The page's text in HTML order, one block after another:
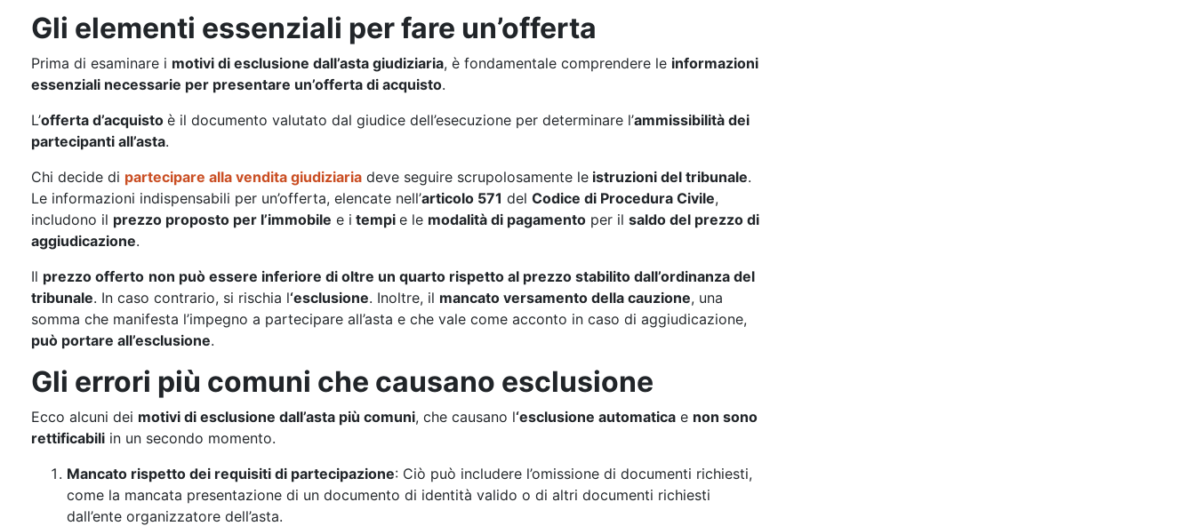
Gli elementi essenziali per fare un’offerta
Prima di esaminare i motivi di esclusione dall’asta giudiziaria, è fondamentale comprendere le informazioni
essenziali necessarie per presentare un’offerta di acquisto.
L’offerta d’acquisto è il documento valutato dal giudice dell’esecuzione per determinare l’ammissibilità dei
partecipanti all’asta.
Chi decide di partecipare alla vendita giudiziaria deve seguire scrupolosamente le istruzioni del tribunale.
Le informazioni indispensabili per un’offerta, elencate nell’articolo 571 del Codice di Procedura Civile,
includono il prezzo proposto per l’immobile e i tempi e le modalità di pagamento per il saldo del prezzo di
aggiudicazione.
Il prezzo offerto non può essere inferiore di oltre un quarto rispetto al prezzo stabilito dall’ordinanza del
tribunale. In caso contrario, si rischia l‘esclusione. Inoltre, il mancato versamento della cauzione, una
somma che manifesta l’impegno a partecipare all’asta e che vale come acconto in caso di aggiudicazione,
può portare all’esclusione.
Gli errori più comuni che causano esclusione
Ecco alcuni dei motivi di esclusione dall’asta più comuni, che causano l‘esclusione automatica e non sono
rettificabili in un secondo momento.
Mancato rispetto dei requisiti di partecipazione: Ciò può includere l’omissione di documenti richiesti,
come la mancata presentazione di un documento di identità valido o di altri documenti richiesti
dall’ente organizzatore dell’asta.